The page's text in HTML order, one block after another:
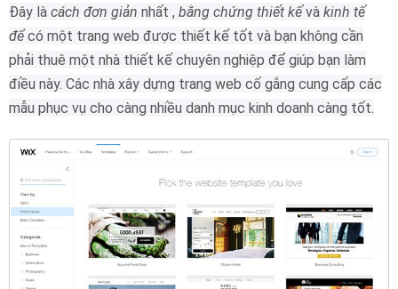
Đây là cách đơn giản nhất , bằng chứng thiết kếvà kinh tế
đểcó một trang web được thiết kế tốt và bạn không cần
phải thuê một nhà thiết kế chuyên nghiệp để giúp bạn làm
điều này. Các nhà xây dựng trang web cố gắng cung cấp các
mẫu phục vụ cho càng nhiều danh mục kinh doanh càng tốt.